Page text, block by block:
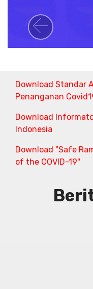
Download Standar
Penanganan
Download
Indonesia
Download "Safe
of the COVID-19"